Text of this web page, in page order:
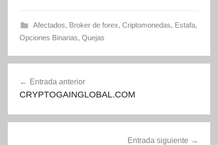
Afectados, Broker de forex, Criptomonedas, Estafa,
Opciones Binarias, Quejas
de
Entrada anterior
CRYPTOGAINGLOBAL.COM
Entrada siguiente